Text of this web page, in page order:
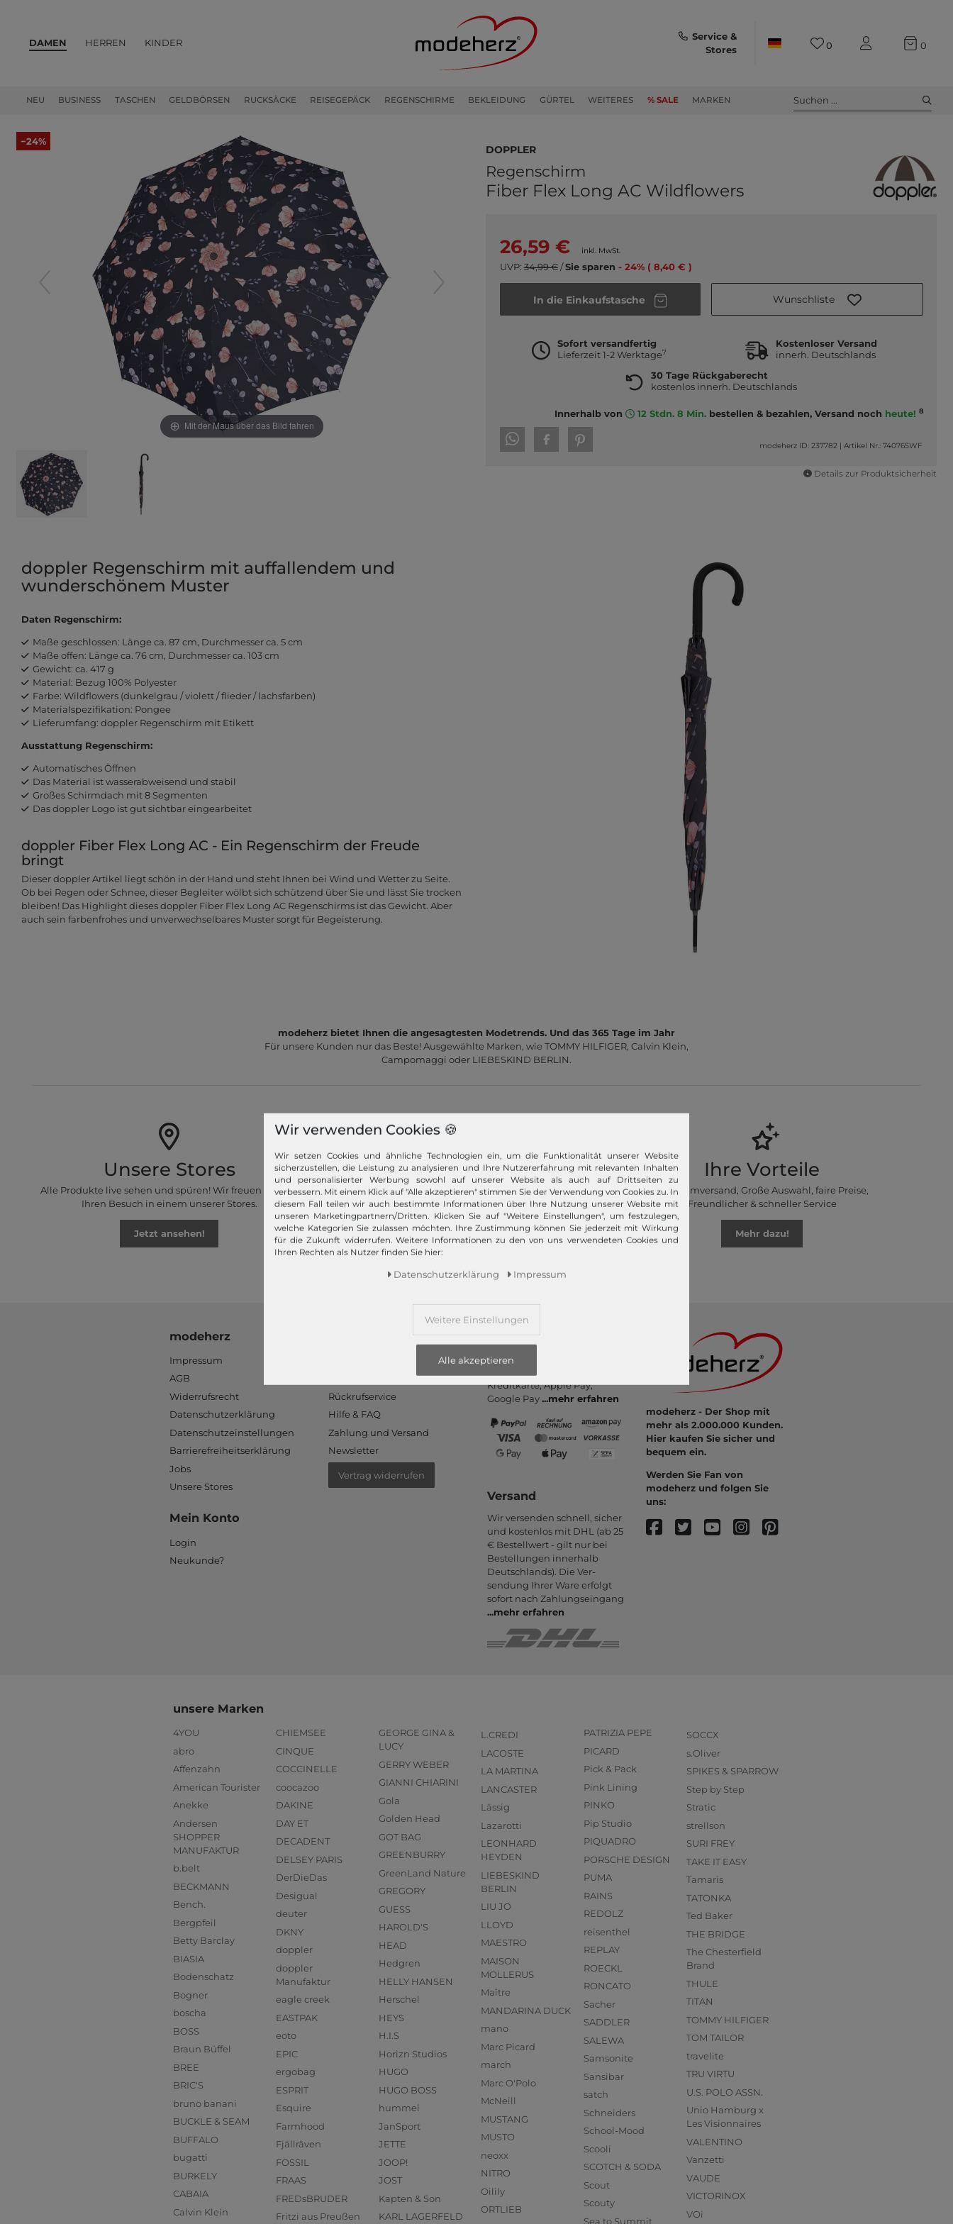
DAMEN
NEU BUSINESS TASCHEN GELDBÖRSEN RUCKSÄCKE REISEGEPÄCK REGENSCHIRME BEKLEIDUNG GÜRTEL WEITERES % SALE MARKEN
HERREN KINDER
Service &
Stores
0 0
Suchen ...
−24%
Mit der Maus über das Bild fahren
doppler
Regenschirm
Fiber Flex Long AC Wildflowers
26,59 € inkl. MwSt.
UVP: 34,99 €/Sie sparen - 24% ( 8,40 € )
In die Einkaufstasche Wunschliste
Sofort versandfertig
Lieferzeit 1-2 Werktage7
Kostenloser Versand
innerh. Deutschlands
30 Tage Rückgaberecht
kostenlos innerh. Deutschlands
Innerhalb von 12 Stdn. 8 Min.bestellen & bezahlen, Versand noch heute! 8
modeherz ID: 237782 |Artikel Nr.: 740765WF
Details zur Produktsicherheit
doppler Regenschirm mit auffallendem und
wunderschönem Muster
Daten Regenschirm:
Maße geschlossen: Länge ca. 87 cm, Durchmesser ca. 5 cm
Maße offen: Länge ca. 76 cm, Durchmesser ca. 103 cm
Gewicht: ca. 417 g
Material: Bezug 100% Polyester
Farbe: Wildflowers (dunkelgrau / violett / flieder / lachsfarben)
Materialspezifikation: Pongee
Lieferumfang: doppler Regenschirm mit Etikett
Ausstattung Regenschirm:
Automatisches Öffnen
Das Material ist wasserabweisend und stabil
Großes Schirmdach mit 8 Segmenten
Das doppler Logo ist gut sichtbar eingearbeitet
doppler Fiber Flex Long AC - Ein Regenschirm der Freude
bringt
Dieser doppler Artikel liegt schön in der Hand und steht Ihnen bei Wind und Wetter zu Seite.
Ob bei Regen oder Schnee, dieser Begleiter wölbt sich schützend über Sie und lässt Sie trocken
bleiben! Das Highlight dieses doppler Fiber Flex Long AC Regenschirms ist das Gewicht. Aber
auch sein farbenfrohes und unverwechselbares Muster sorgt für Begeisterung.
modeherz bietet Ihnen die angesagtesten Modetrends. Und das 365 Tage im Jahr
Für unsere Kunden nur das Beste! Ausgewählte Marken, wie TOMMY HILFIGER, Calvin Klein,
Campomaggi oder LIEBESKIND BERLIN.
Unsere Stores
Alle Produkte live sehen und spüren! Wir freuen uns auf
Ihren Besuch in einem unserer Stores.
Jetzt ansehen!
Schneller Versand!
Wir versenden Ihre Bestellung schnell per
Premiumversand.
Mehr dazu!
Ihre Vorteile
Premiumversand, Große Auswahl, faire Preise,
Freundlicher & schneller Service
Mehr dazu!
modeherz
Impressum
AGB
Widerrufsrecht
Datenschutzerklärung
Datenschutzeinstellungen
Barrierefreiheitserklärung
Jobs
Unsere Stores
Mein Konto
Login
Neukunde?
Informationen
Rückrufservice
Hilfe & FAQ
Zahlung und Versand
Newsletter
Vertrag widerrufen
Zahlungsarten
PayPal, Kauf auf Rechnung,
Kredit­karte, Apple Pay,
Google Pay...mehr erfahren
Versand
Wir versenden schnell, sicher
und kostenlos mit DHL (ab 25
€ Bestell­wert - gilt nur bei
Bestel­lungen inner­halb
Deutsch­lands). Die Ver­
sendung Ihrer Ware er­folgt
sofort nach Zahlungs­eingang
...mehr erfahren
modeherz - Der Shop mit
mehr als 2.000.000 Kunden.
Hier kaufen Sie sicher und
bequem ein.
Werden Sie Fan von
modeherz und folgen Sie
uns:
unsere Marken
4YOU
abro
Affenzahn
American Tourister
Anekke
Andersen
SHOPPER
MANUFAKTUR
b.belt
BECKMANN
Bench.
Bergpfeil
Betty Barclay
BIASIA
Bodenschatz
Bogner
boscha
BOSS
Braun Büffel
BREE
BRIC'S
bruno banani
BUCKLE & SEAM
BUFFALO
bugatti
BURKELY
CABAIA
Calvin Klein
CHIEMSEE
CINQUE
COCCINELLE
coocazoo
DAKINE
DAY ET
DECADENT
DELSEY PARIS
DerDieDas
Desigual
deuter
DKNY
doppler
doppler
Manufaktur
eagle creek
EASTPAK
eoto
EPIC
ergobag
ESPRIT
Esquire
Farmhood
Fjällräven
FOSSIL
FRAAS
FREDsBRUDER
Fritzi aus Preußen
GEORGE GINA &
LUCY
GERRY WEBER
GIANNI CHIARINI
Gola
Golden Head
GOT BAG
GREENBURRY
GreenLand Nature
GREGORY
GUESS
HAROLD'S
HEAD
Hedgren
HELLY HANSEN
Herschel
HEYS
H.I.S
Horizn Studios
HUGO
HUGO BOSS
hummel
JanSport
JETTE
JOOP!
JOST
Kapten & Son
KARL LAGERFELD
L.CREDI
LACOSTE
LA MARTINA
LANCASTER
Lässig
Lazarotti
LEONHARD
HEYDEN
LIEBESKIND
BERLIN
LIU JO
LLOYD
MAESTRO
MAISON
MOLLERUS
Maître
MANDARINA DUCK
mano
Marc Picard
march
Marc O'Polo
McNeill
MUSTANG
MUSTO
neoxx
NITRO
Oilily
ORTLIEB
PATRIZIA PEPE
PICARD
Pick & Pack
Pink Lining
PINKO
Pip Studio
PIQUADRO
PORSCHE DESIGN
PUMA
RAINS
REDOLZ
reisenthel
REPLAY
ROECKL
RONCATO
Sacher
SADDLER
SALEWA
Samsonite
Sansibar
satch
Schneiders
School-Mood
Scooli
SCOTCH & SODA
Scout
Scouty
Sea to Summit
SOCCX
s.Oliver
SPIKES & SPARROW
Step by Step
Stratic
strellson
SURI FREY
TAKE IT EASY
Tamaris
TATONKA
Ted Baker
THE BRIDGE
The Chesterfield
Brand
THULE
TITAN
TOMMY HILFIGER
TOM TAILOR
travelite
TRU VIRTU
U.S. POLO ASSN.
Unio Hamburg x
Les Visionnaires
VALENTINO
Vanzetti
VAUDE
VICTORINOX
VOi
Wir verwenden Cookies 🍪
Wir setzen Cookies und ähnliche Technologien ein, um die Funktionalität unserer Website
sicherzustellen, die Leistung zu analysieren und Ihre Nutzererfahrung mit relevanten Inhalten
und personalisierter Werbung sowohl auf unserer Website als auch auf Drittseiten zu
verbessern. Mit einem Klick auf "Alle akzeptieren" stimmen Sie der Verwendung von Cookies zu. In
diesem Fall teilen wir auch bestimmte Informationen über Ihre Nutzung unserer Website mit
unseren Marketingpartnern/Dritten. Klicken Sie auf "Weitere Einstellungen", um festzulegen,
welche Kategorien Sie zulassen möchten. Ihre Zustimmung können Sie jederzeit mit Wirkung
für die Zukunft widerrufen. Weitere Informationen zu den von uns verwendeten Cookies und
Ihren Rechten als Nutzer finden Sie hier:
Daten­schutz­erklärung Impressum
Weitere Einstellungen
Alle akzeptieren